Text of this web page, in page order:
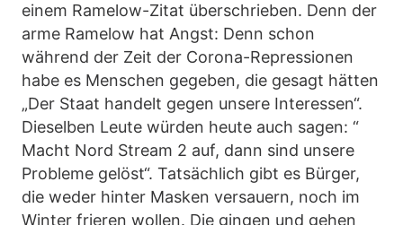
einem Ramelow-Zitat überschrieben. Denn der
arme Ramelow hat Angst: Denn schon
während der Zeit der Corona-Repressionen
habe es Menschen gegeben, die gesagt hätten
„Der Staat handelt gegen unsere Interessen“.
Dieselben Leute würden heute auch sagen: “
Macht Nord Stream 2 auf, dann sind unsere
Probleme gelöst“. Tatsächlich gibt es Bürger,
die weder hinter Masken versauern, noch im
Winter frieren wollen. Die gingen und gehen